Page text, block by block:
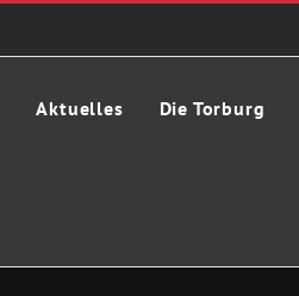
Aktuelles Die Torburg